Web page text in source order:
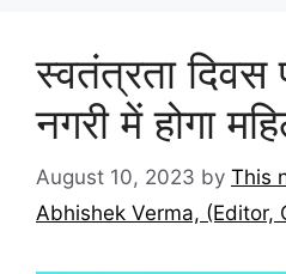
स्वतंत्रता दिवस
नगरी में होगा
August 10, 2023 by This
Abhishek Verma, (Editor,